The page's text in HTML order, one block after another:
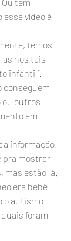
esse vídeo é
temos
nos tais
infantil”.
conseguem
outros
em
informação!
pra mostrar
estão lá.
era bebê
o autismo
foram